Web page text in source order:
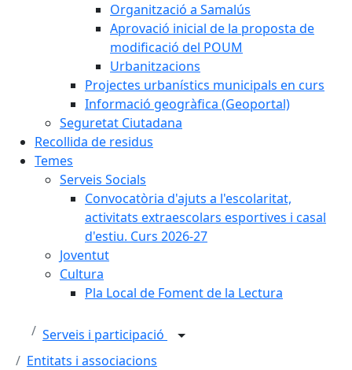
Organització a Samalús
Aprovació inicial de la proposta de
modificació del POUM
Urbanitzacions
Projectes urbanístics municipals en curs
Informació geogràfica (Geoportal)
Seguretat Ciutadana
Recollida de residus
Temes
Serveis Socials
Convocatòria d'ajuts a l'escolaritat,
activitats extraescolars esportives i casal
d'estiu. Curs 2026-27
Joventut
Cultura
Pla Local de Foment de la Lectura
Serveis i participació
Entitats i associacions